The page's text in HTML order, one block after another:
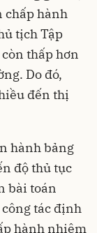
chấp hành
tịch Tập
thấp hơn
Do đó,
đến thị
hành bảng
độ thủ tục
bài toán
tác định
hành nhiệm